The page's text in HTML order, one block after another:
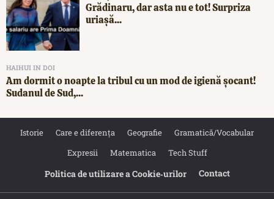
Grădinaru, dar asta nu e tot! Surpriza
uriașă...
HAIHUI IN DOI
Am dormit o noapte la tribul cu un mod de igienă șocant!
Sudanul de Sud,...
Istorie Care e diferența Geografie
Gramatică/Vocabular
Expresii
Matematica Tech Stuff
Politica de utilizare a Cookie‐urilor Contact